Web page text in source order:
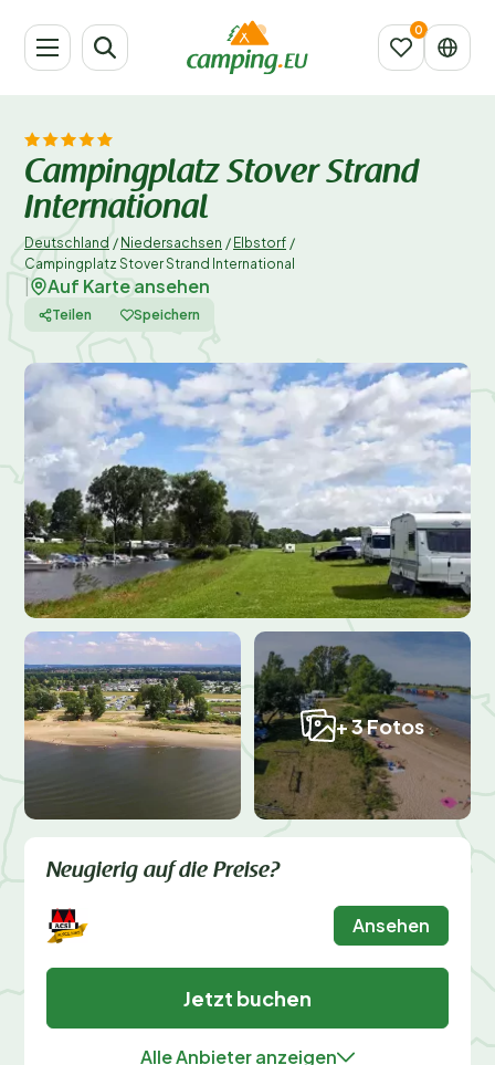
Campingplatz Stover Strand
International
Deutschland / Niedersachsen / Elbstorf /
Campingplatz Stover Strand International
Auf Karte ansehen
Teilen Speichern
+ 3 Fotos
Neugierig auf die Preise?
Ansehen
Jetzt buchen
Alle Anbieter anzeigen